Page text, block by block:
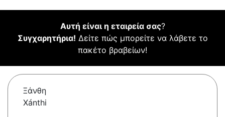
Αυτή είναι η εταιρεία σας?
Συγχαρητήρια! Δείτε πώς μπορείτε να λάβετε το
πακέτο βραβείων!
Ξάνθη
Xánthi